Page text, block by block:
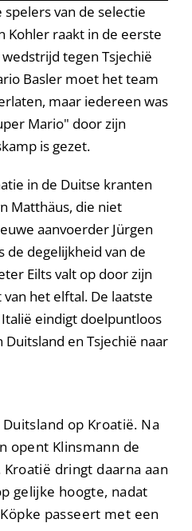
van de selectie
Kohler raakt in de eerste
tegen Tsjechië
Basler moet het team
maar iedereen was
Mario" door zijn
is gezet.
in de Duitse kranten
Matthäus, die niet
aanvoerder Jürgen
de degelijkheid van de
Eilts valt op door zijn
het elftal. De laatste
eindigt doelpuntloos
en Tsjechië naar
op Kroatië. Na
opent Klinsmann de
dringt daarna aan
gelijke hoogte, nadat
passeert met een